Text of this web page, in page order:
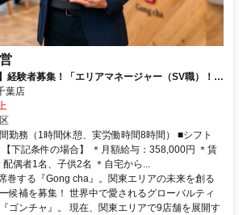
経験者募集！「エリアマネージャー（SV職）！」
住宅手当/単身赴任手当/賞与etc…）
葉店
勤務（1時間休憩、実労働時間8時間） ■シフト
下記条件の場合】 ＊月額給与：358,000円 ＊賃
偶者1名、子供2名 ＊自宅から...
巻する『Gong cha』。関東エリアの未来を創る
候補を募集！ 世界中で愛されるグローバルティ
ゴンチャ』。 現在、関東エリアで9店舗を展開す